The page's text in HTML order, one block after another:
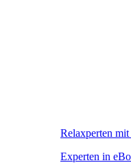
Relaxperten
Experten in